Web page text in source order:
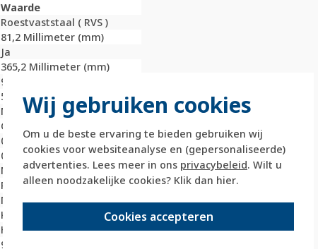
Wij gebruiken cookies
Om u de beste ervaring te bieden gebruiken wij
cookies voor websiteanalyse en (gepersonaliseerde)
advertenties. Lees meer in ons privacybeleid. Wilt u
alleen noodzakelijke cookies? Klik dan hier.
Cookies accepteren
Waarde
Roestvaststaal ( RVS )
81,2 Millimeter (mm)
Ja
365,2 Millimeter (mm)
9,9 Millimeter (mm)
5
Nee
Onbehandeld
0 Millimeter (mm)
0 Millimeter (mm)
Nee
Roestvaststaal ( RVS )
Metaal
Klembevestiging
Horizontaal en verticaal
9022